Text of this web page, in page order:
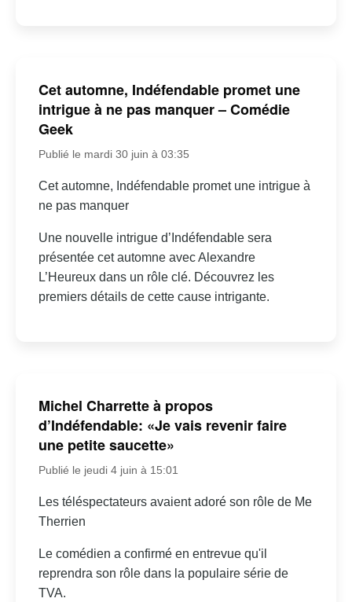
Cet automne, Indéfendable promet une
intrigue à ne pas manquer – Comédie
Geek
Publié le mardi 30 juin à 03:35
Cet automne, Indéfendable promet une intrigue à
ne pas manquer
Une nouvelle intrigue d’Indéfendable sera
présentée cet automne avec Alexandre
L’Heureux dans un rôle clé. Découvrez les
premiers détails de cette cause intrigante.
Michel Charrette à propos
d’Indéfendable: «Je vais revenir faire
une petite saucette»
Publié le jeudi 4 juin à 15:01
Les téléspectateurs avaient adoré son rôle de Me
Therrien
Le comédien a confirmé en entrevue qu'il
reprendra son rôle dans la populaire série de
TVA.